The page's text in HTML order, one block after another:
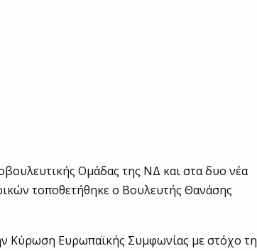
Ομάδας της ΝΔ και στα δυο νέα
τοποθετήθηκε ο Βουλευτής Θανάσης
Κύρωση Ευρωπαϊκής Συμφωνίας με στόχο τη